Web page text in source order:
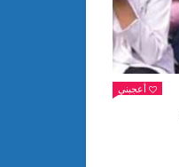
أعجبني